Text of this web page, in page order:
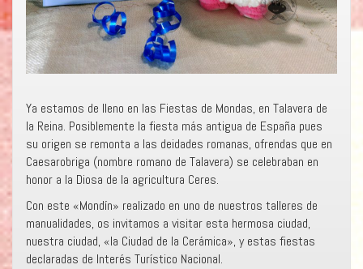
Ya estamos de lleno en las Fiestas de Mondas, en Talavera de
la Reina. Posiblemente la fiesta más antigua de España pues
su origen se remonta a las deidades romanas, ofrendas que en
Caesarobriga (nombre romano de Talavera) se celebraban en
honor a la Diosa de la agricultura Ceres.
Con este «Mondín» realizado en uno de nuestros talleres de
manualidades, os invitamos a visitar esta hermosa ciudad,
nuestra ciudad, «la Ciudad de la Cerámica», y estas fiestas
declaradas de Interés Turístico Nacional.